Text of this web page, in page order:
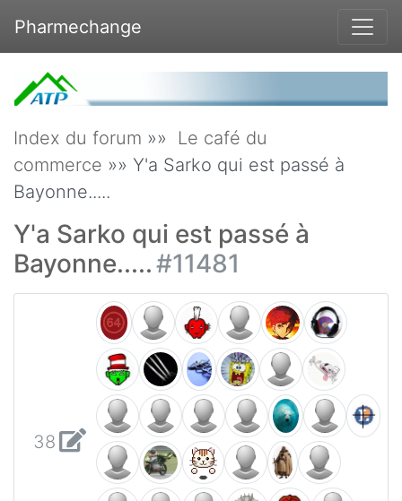
Pharmechange
Index du forum »» Le café du
commerce »» Y'a Sarko qui est passé à
Bayonne.....
Y'a Sarko qui est passé à
Bayonne.....#11481
38